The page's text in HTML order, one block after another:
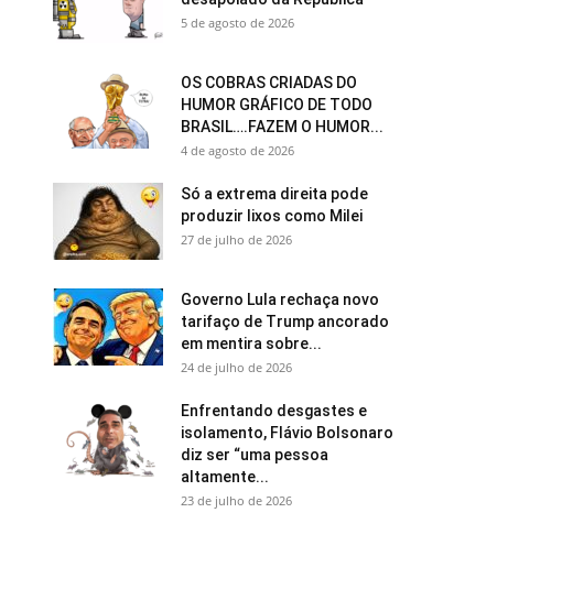
5 de agosto de 2026
OS COBRAS CRIADAS DO
HUMOR GRÁFICO DE TODO
BRASIL….FAZEM O HUMOR...
4 de agosto de 2026
Só a extrema direita pode
produzir lixos como Milei
27 de julho de 2026
Governo Lula rechaça novo
tarifaço de Trump ancorado
em mentira sobre...
24 de julho de 2026
Enfrentando desgastes e
isolamento, Flávio Bolsonaro
diz ser “uma pessoa
altamente...
23 de julho de 2026